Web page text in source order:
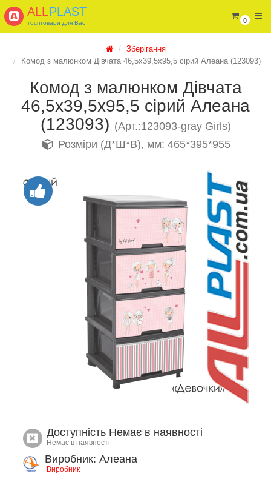
0
ALLPLAST
госптовари для Вас
Зберігання
Комод з малюнком Дівчата 46,5х39,5х95,5 сірий Алеана (123093)
Комод з малюнком Дівчата
46,5х39,5х95,5 сірий Алеана
(123093) (Арт.:123093-gray Girls)
Розміри (Д*Ш*В), мм: 465*395*955
Доступність Немає в наявності
Немає в наявності
Виробник: Алеана
Виробник